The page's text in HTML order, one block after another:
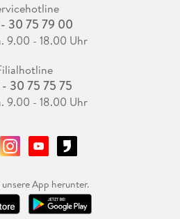
30 75 79 00
9.00 - 18.00 Uhr
30 75 75 75
9.00 - 18.00 Uhr
unsere App herunter.